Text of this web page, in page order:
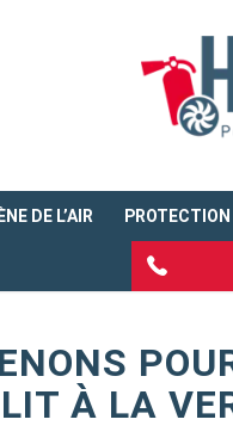
DE L’AIR
À LA